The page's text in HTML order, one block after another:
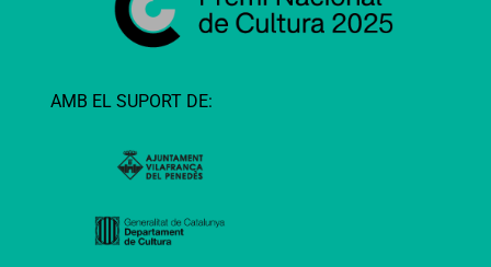
AMB EL SUPORT DE: